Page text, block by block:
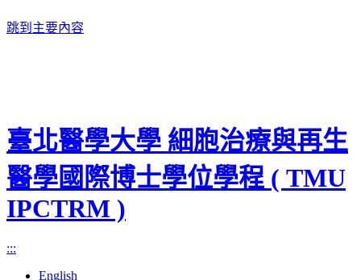
跳到主要內容
臺北醫學大學 細胞治療與再生
醫學國際博士學位學程 ( TMU
IPCTRM )
:::
English